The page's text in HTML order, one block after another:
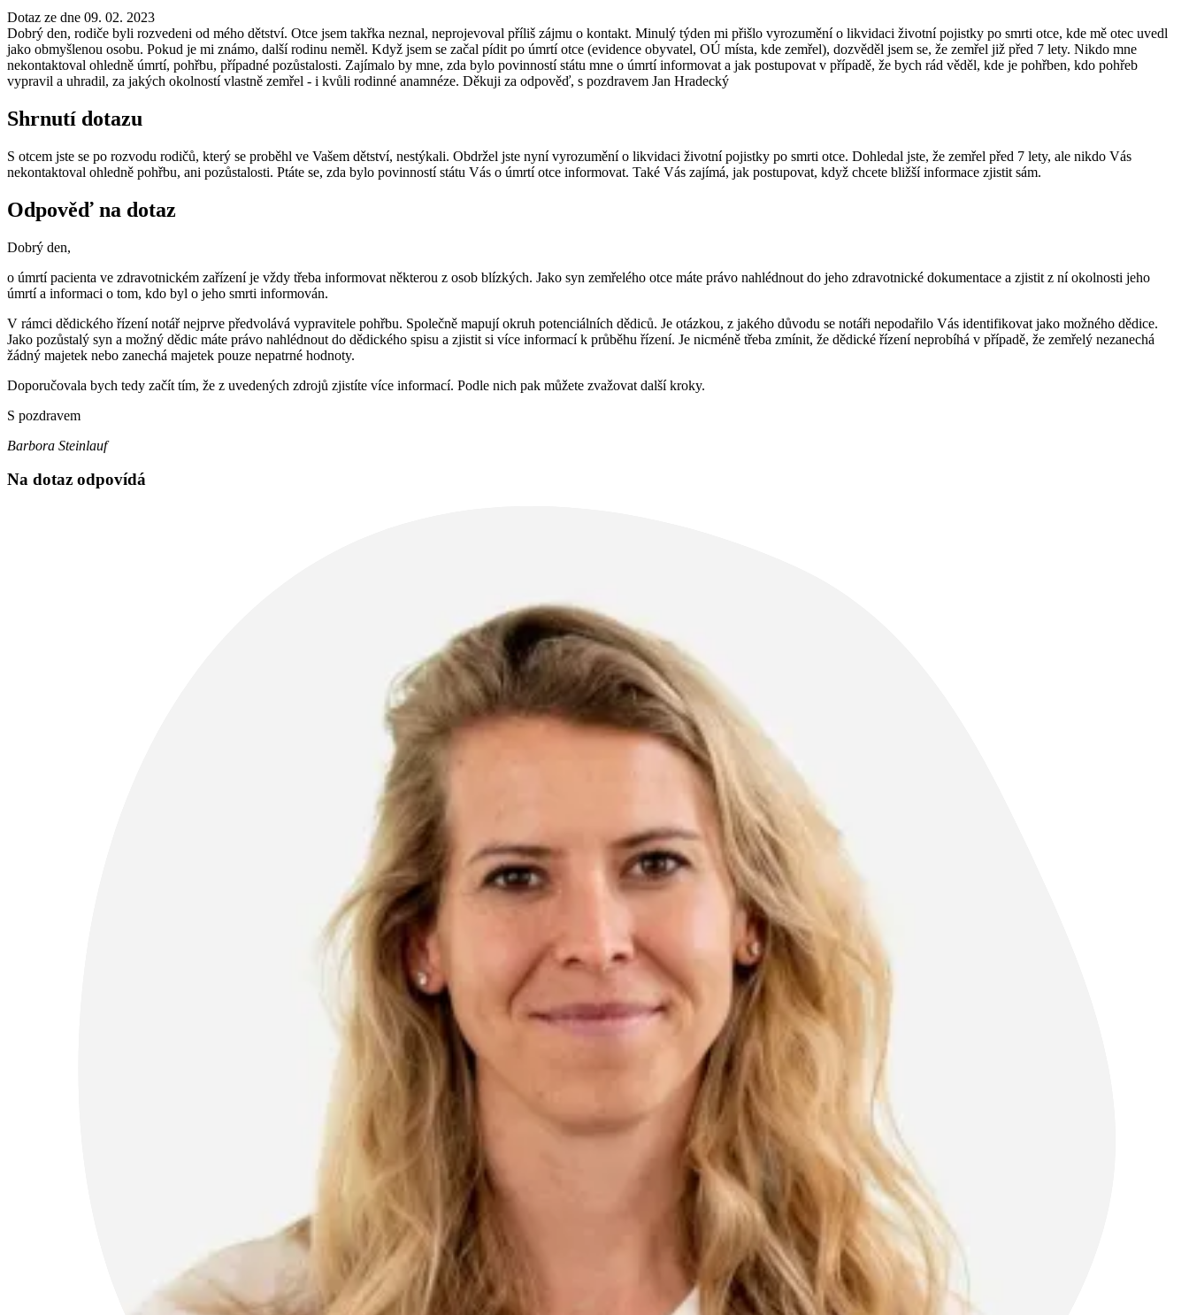
Dotaz ze dne 09. 02. 2023
Dobrý den, rodiče byli rozvedeni od mého dětství. Otce jsem takřka neznal, neprojevoval příliš zájmu o kontakt. Minulý týden mi přišlo vyrozumění o likvidaci životní pojistky po smrti otce, kde mě otec uvedl
jako obmyšlenou osobu. Pokud je mi známo, další rodinu neměl. Když jsem se začal pídit po úmrtí otce (evidence obyvatel, OÚ místa, kde zemřel), dozvěděl jsem se, že zemřel již před 7 lety. Nikdo mne
nekontaktoval ohledně úmrtí, pohřbu, případné pozůstalosti. Zajímalo by mne, zda bylo povinností státu mne o úmrtí informovat a jak postupovat v případě, že bych rád věděl, kde je pohřben, kdo pohřeb
vypravil a uhradil, za jakých okolností vlastně zemřel - i kvůli rodinné anamnéze. Děkuji za odpověď, s pozdravem Jan Hradecký
Shrnutí dotazu
S otcem jste se po rozvodu rodičů, který se proběhl ve Vašem dětství, nestýkali. Obdržel jste nyní vyrozumění o likvidaci životní pojistky po smrti otce. Dohledal jste, že zemřel před 7 lety, ale nikdo Vás
nekontaktoval ohledně pohřbu, ani pozůstalosti. Ptáte se, zda bylo povinností státu Vás o úmrtí otce informovat. Také Vás zajímá, jak postupovat, když chcete bližší informace zjistit sám.
Odpověď na dotaz
Dobrý den,
o úmrtí pacienta ve zdravotnickém zařízení je vždy třeba informovat některou z osob blízkých. Jako syn zemřelého otce máte právo nahlédnout do jeho zdravotnické dokumentace a zjistit z ní okolnosti jeho
úmrtí a informaci o tom, kdo byl o jeho smrti informován.
V rámci dědického řízení notář nejprve předvolává vypravitele pohřbu. Společně mapují okruh potenciálních dědiců. Je otázkou, z jakého důvodu se notáři nepodařilo Vás identifikovat jako možného dědice.
Jako pozůstalý syn a možný dědic máte právo nahlédnout do dědického spisu a zjistit si více informací k průběhu řízení. Je nicméně třeba zmínit, že dědické řízení neprobíhá v případě, že zemřelý nezanechá
žádný majetek nebo zanechá majetek pouze nepatrné hodnoty.
Doporučovala bych tedy začít tím, že z uvedených zdrojů zjistíte více informací. Podle nich pak můžete zvažovat další kroky.
S pozdravem
Barbora Steinlauf
Na dotaz odpovídá